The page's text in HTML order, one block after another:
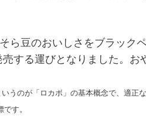
豆のおいしさをブラック
する運びとなりました。
のが「ロカボ」の基本概念で、適正
す。